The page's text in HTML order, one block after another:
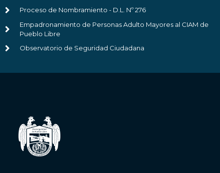
Proceso de Nombramiento - D.L. Nº 276
Empadronamiento de Personas Adulto Mayores al CIAM de
Pueblo Libre
Observatorio de Seguridad Ciudadana